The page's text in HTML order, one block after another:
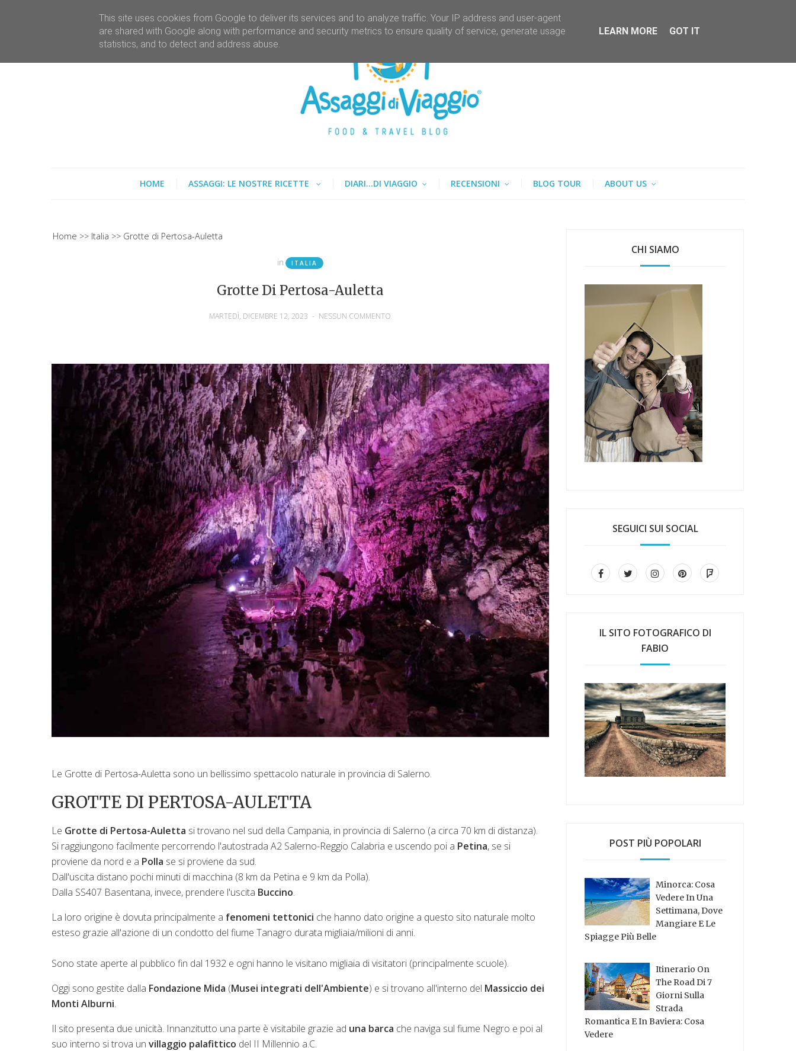
HOME ASSAGGI: LE NOSTRE RICETTE DIARI...DI VIAGGIO RECENSIONI BLOG TOUR ABOUT US
Home Italia Grotte di Pertosa-Auletta
in ITALIA
Grotte Di Pertosa-Auletta
MARTEDÌ, DICEMBRE 12, 2023 - NESSUN COMMENTO
Le Grotte di Pertosa-Auletta sono un bellissimo spettacolo naturale in provincia di Salerno.
GROTTE DI PERTOSA-AULETTA
Le Grotte di Pertosa-Auletta si trovano nel sud della Campania, in provincia di Salerno (a circa 70 km di distanza).
Si raggiungono facilmente percorrendo l'autostrada A2 Salerno-Reggio Calabria e uscendo poi a Petina, se si
proviene da nord e a Polla se si proviene da sud.
Dall'uscita distano pochi minuti di macchina (8 km da Petina e 9 km da Polla).
Dalla SS407 Basentana, invece, prendere l'uscita Buccino.
La loro origine è dovuta principalmente a fenomeni tettonici che hanno dato origine a questo sito naturale molto
esteso grazie all'azione di un condotto del fiume Tanagro durata migliaia/milioni di anni.
Sono state aperte al pubblico fin dal 1932 e ogni hanno le visitano migliaia di visitatori (principalmente scuole).
Oggi sono gestite dalla Fondazione Mida (Musei integrati dell'Ambiente) e si trovano all'interno del Massiccio dei
Monti Alburni.
Il sito presenta due unicità. Innanzitutto una parte è visitabile grazie ad una barca che naviga sul fiume Negro e poi al
suo interno si trova un villaggio palafittico del II Millennio a.C.
CHI SIAMO
SEGUICI SUI SOCIAL
IL SITO FOTOGRAFICO DI
FABIO
POST PIÙ POPOLARI
Minorca: Cosa
Vedere In Una
Settimana, Dove
Mangiare E Le
Spiagge Più Belle
Itinerario On
The Road Di 7
Giorni Sulla
Strada
Romantica E In Baviera: Cosa
Vedere
This site uses cookies from Google to deliver its services and to analyze traffic. Your IP address and user-agent
are shared with Google along with performance and security metrics to ensure quality of service, generate usage
statistics, and to detect and address abuse.
LEARN MORE GOT IT